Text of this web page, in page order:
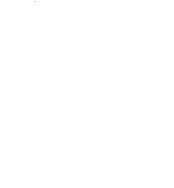
artigos